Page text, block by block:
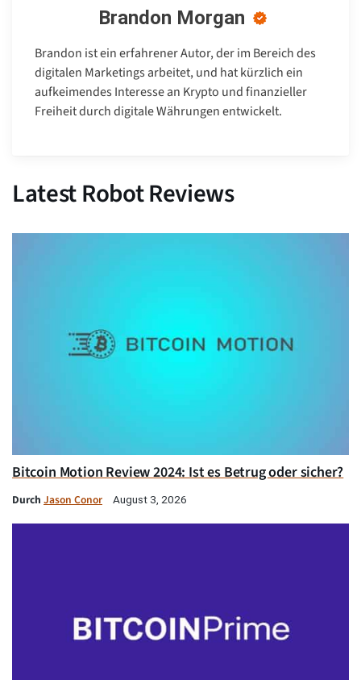
Brandon Morgan
Brandon ist ein erfahrener Autor, der im Bereich des
digitalen Marketings arbeitet, und hat kürzlich ein
aufkeimendes Interesse an Krypto und finanzieller
Freiheit durch digitale Währungen entwickelt.
Latest Robot Reviews
Bitcoin Motion Review 2024: Ist es Betrug oder sicher?
Durch Jason Conor August 3, 2026